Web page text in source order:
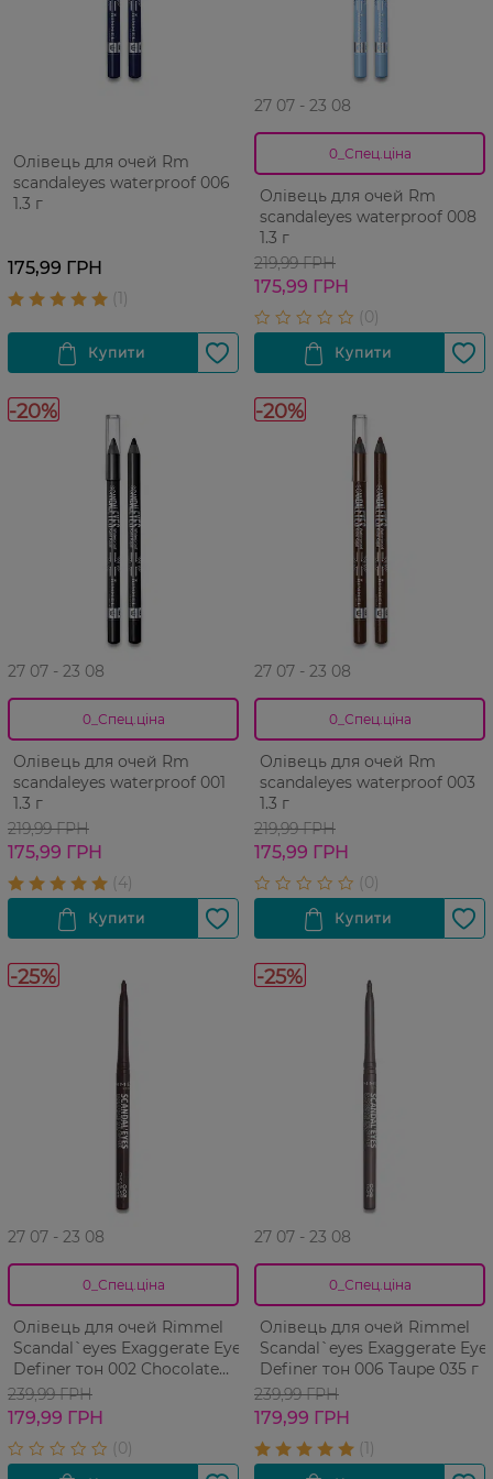
Олівець для очей Rm
scandaleyes waterproof 006
1.3 г
175,99 ГРН
27 07 - 23 08
0_Спец.ціна
Олівець для очей Rm
scandaleyes waterproof 008
1.3 г
219,99 ГРН
175,99 ГРН
-20%
27 07 - 23 08
0_Спец.ціна
Олівець для очей Rm
scandaleyes waterproof 001
1.3 г
219,99 ГРН
175,99 ГРН
-20%
27 07 - 23 08
0_Спец.ціна
Олівець для очей Rm
scandaleyes waterproof 003
1.3 г
219,99 ГРН
175,99 ГРН
-25%
27 07 - 23 08
0_Спец.ціна
Олівець для очей Rimmel
Scandal`eyes Exaggerate Eye
Definer тон 002 Chocolate
Brown 035 г
239,99 ГРН
179,99 ГРН
-25%
27 07 - 23 08
0_Спец.ціна
Олівець для очей Rimmel
Scandal`eyes Exaggerate Eye
Definer тон 006 Taupe 035 г
239,99 ГРН
179,99 ГРН